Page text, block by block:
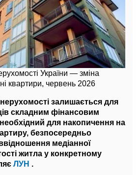
України — зміна
квартири, червень 2026
залишається для
складним фінансовим
для накопичення на
безпосередньо
медіанної
житла у конкретному
ЛУН .